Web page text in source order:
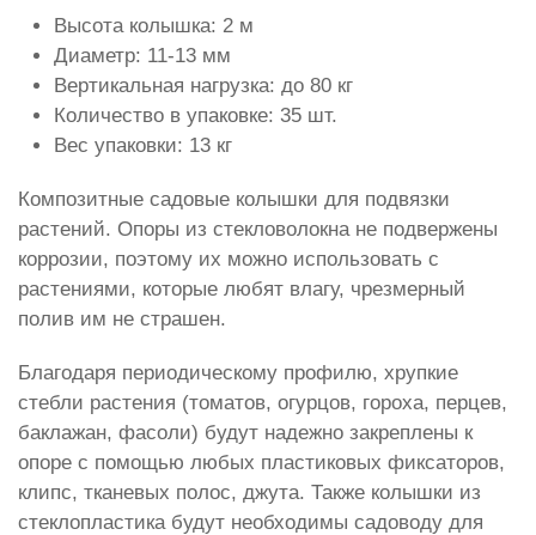
Высота колышка: 2 м
Диаметр: 11-13 мм
Вертикальная нагрузка: до 80 кг
Количество в упаковке: 35 шт.
Вес упаковки: 13 кг
Композитные садовые колышки для подвязки
растений. Опоры из стекловолокна не подвержены
коррозии, поэтому их можно использовать с
растениями, которые любят влагу, чрезмерный
полив им не страшен.
Благодаря периодическому профилю, хрупкие
стебли растения (томатов, огурцов, гороха, перцев,
баклажан, фасоли) будут надежно закреплены к
опоре с помощью любых пластиковых фиксаторов,
клипс, тканевых полос, джута. Также колышки из
стеклопластика будут необходимы садоводу для